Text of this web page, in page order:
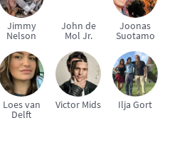
Jimmy
Nelson
John de
Mol Jr.
Joonas
Suotamo
Loes van
Delft
Victor Mids Ilja Gort